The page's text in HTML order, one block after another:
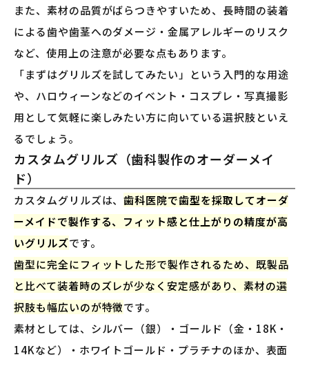
また、素材の品質がばらつきやすいため、長時間の装着
による歯や歯茎へのダメージ・金属アレルギーのリスク
など、使用上の注意が必要な点もあります。
「まずはグリルズを試してみたい」という入門的な用途
や、ハロウィーンなどのイベント・コスプレ・写真撮影
用として気軽に楽しみたい方に向いている選択肢といえ
るでしょう。
カスタムグリルズ（歯科製作のオーダーメイ
ド）
カスタムグリルズは、歯科医院で歯型を採取してオーダ
ーメイドで製作する、フィット感と仕上がりの精度が高
いグリルズです。
歯型に完全にフィットした形で製作されるため、既製品
と比べて装着時のズレが少なく安定感があり、素材の選
択肢も幅広いのが特徴です。
素材としては、シルバー（銀）・ゴールド（金・18K・
14Kなど）・ホワイトゴールド・プラチナのほか、表面